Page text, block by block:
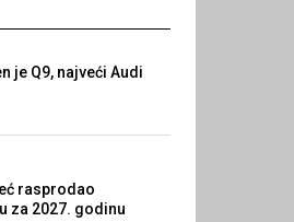
je Q9, najveći Audi
rasprodao
za 2027. godinu